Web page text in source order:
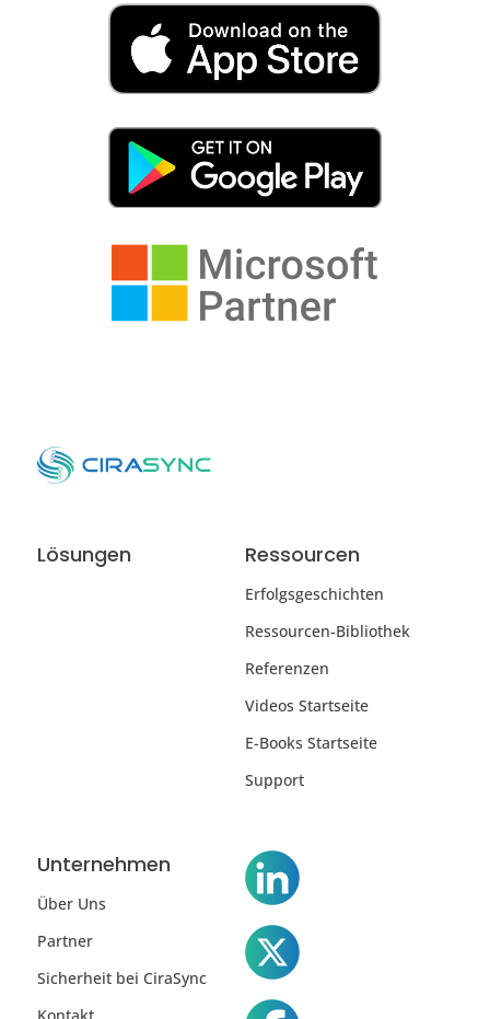
Lösungen Ressourcen
Erfolgsgeschichten
Ressourcen-Bibliothek
Referenzen
Videos Startseite
E-Books Startseite
Support
Unternehmen
Über Uns
Partner
Sicherheit bei CiraSync